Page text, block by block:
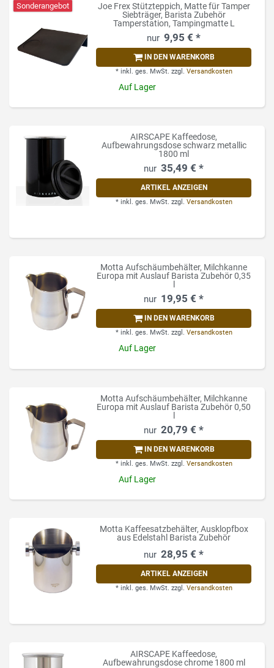
Sonderangebot
Joe Frex Stützteppich, Matte für Tamper
Siebträger, Barista Zubehör
Tamperstation, Tampingmatte L
9,95 € *
IN DEN WARENKORB
* inkl. ges. MwSt. zzgl. Versandkosten
Auf Lager
AIRSCAPE Kaffeedose,
Aufbewahrungsdose schwarz metallic
1800 ml
35,49 € *
ARTIKEL ANZEIGEN
* inkl. ges. MwSt. zzgl. Versandkosten
Motta Aufschäumbehälter, Milchkanne
Europa mit Auslauf Barista Zubehör 0,35
19,95 € *
IN DEN WARENKORB
* inkl. ges. MwSt. zzgl. Versandkosten
Auf Lager
Motta Aufschäumbehälter, Milchkanne
Europa mit Auslauf Barista Zubehör 0,50
20,79 € *
IN DEN WARENKORB
* inkl. ges. MwSt. zzgl. Versandkosten
Auf Lager
Motta Kaffeesatzbehälter, Ausklopfbox
aus Edelstahl Barista Zubehör
28,95 € *
ARTIKEL ANZEIGEN
* inkl. ges. MwSt. zzgl. Versandkosten
AIRSCAPE Kaffeedose,
Aufbewahrungsdose chrome 1800 ml